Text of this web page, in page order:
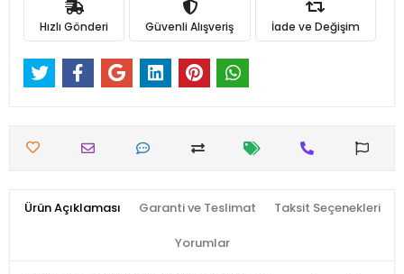
Hızlı Gönderi Güvenli Alışveriş İade ve Değişim
Ürün Açıklaması Garanti ve Teslimat Taksit Seçenekleri
Yorumlar